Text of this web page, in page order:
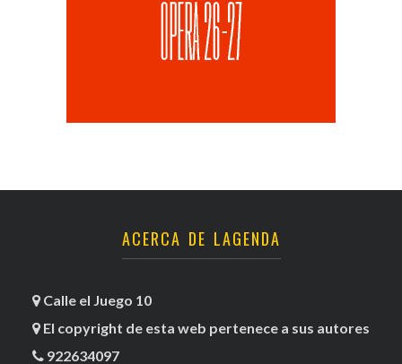
ACERCA DE LAGENDA
Calle el Juego 10
El copyright de esta web pertenece a sus autores
922634097